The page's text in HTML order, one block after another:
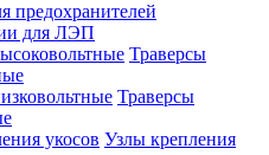
предохранителей
для ЛЭП
Траверсы
Траверсы
Узлы крепления